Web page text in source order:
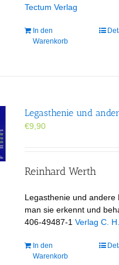
Tectum Verlag
In den
Warenkorb
Legasthenie und
€9,90
Reinhard Werth
Legasthenie und andere
man sie erkennt und
406-49487-1Verlag C.
In den
Warenkorb